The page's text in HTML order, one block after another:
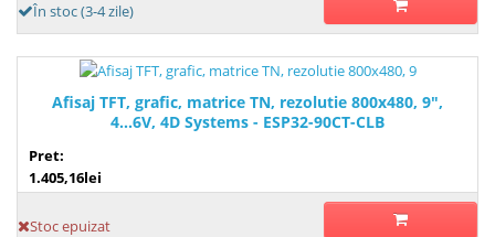
În stoc (3-4 zile)
Afisaj TFT, grafic, matrice TN, rezolutie 800x480, 9",
4...6V, 4D Systems - ESP32-90CT-CLB
Pret:
1.405,16lei
Stoc epuizat